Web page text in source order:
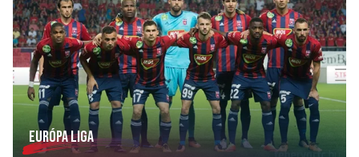
EURÓPA LIGA